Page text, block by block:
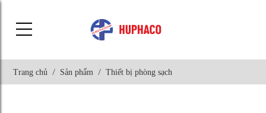
Trang chủ Sản phẩm Thiết bị phòng sạch